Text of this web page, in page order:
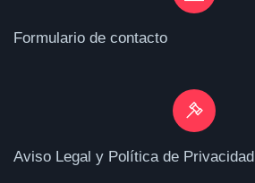
Formulario de contacto
Aviso Legal y Política de Privacidad